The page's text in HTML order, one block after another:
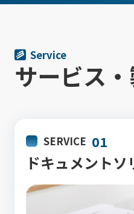
Service
サービス
SERVICE 01
ドキュメント